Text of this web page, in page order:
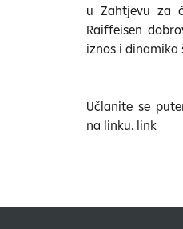
u Zahtjevu za
Raiffeisen
iznos i dinamika
Učlanite se
na linku. link